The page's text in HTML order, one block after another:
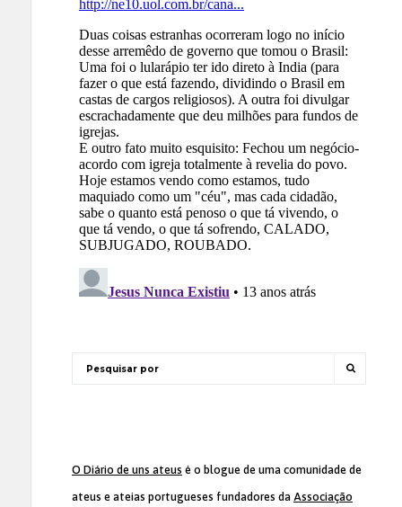
O Diário de uns ateus é o blogue de uma comunidade de
ateus e ateias portugueses fundadores da Associação